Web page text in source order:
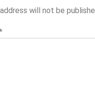
will not be